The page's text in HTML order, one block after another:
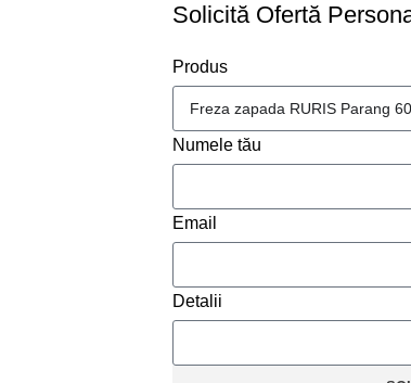
Solicită Ofertă
Produs
Numele tău
Email
Detalii